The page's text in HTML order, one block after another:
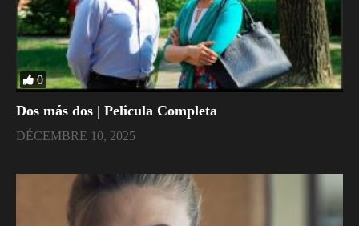
0
Dos más dos | Pelicula Completa
DÉCEMBRE 10, 2025